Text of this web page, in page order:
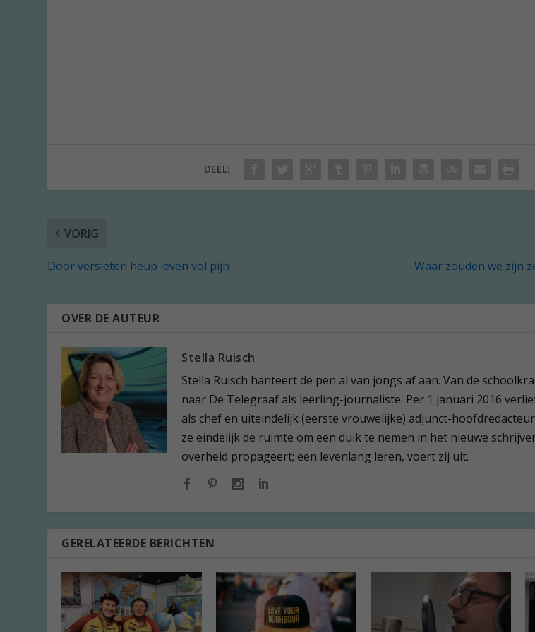
DEEL:
VORIG
Door versleten heup leven vol pijn
Waar zouden we zijn
OVER DE AUTEUR
Stella Ruisch
Stella Ruisch hanteert de pen al van jongs af aan. Van de
naar De Telegraaf als leerling-journaliste. Per 1 januari 2016
als chef en uiteindelijk (eerste vrouwelijke) adjunct-
ze eindelijk de ruimte om een duik te nemen in het nieuwe
overheid propageert; een levenlang leren, voert zij uit.
GERELATEERDE BERICHTEN